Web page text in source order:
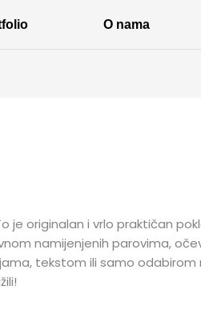
O nama
je originalan i vrlo praktičan
namijenjenih parovima,
tekstom ili samo odabirom